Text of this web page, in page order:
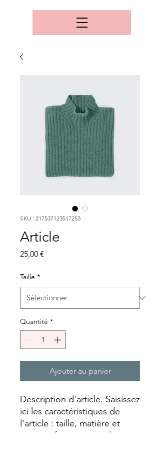
SKU : 217537123517253
Article
25,00 €
Taille *
Quantité *
Ajouter au panier
Description d'article. Saisissez
ici les caractéristiques de
l'article : taille, matière et
autres informations utiles.